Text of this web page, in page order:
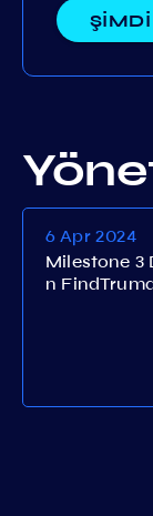
6 Apr 2024
Milestone 3
n